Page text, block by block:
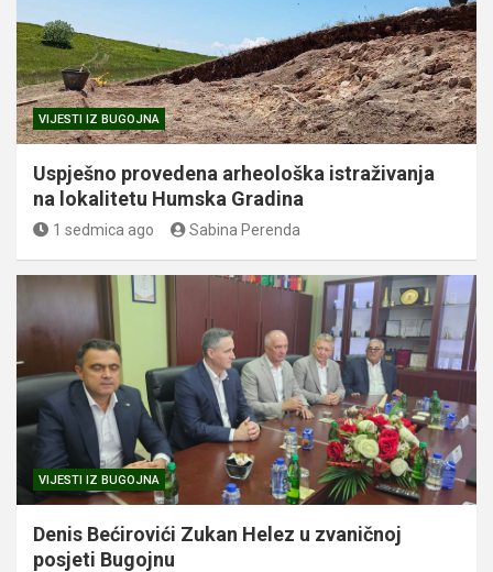
VIJESTI IZ BUGOJNA
Uspješno provedena arheološka istraživanja
na lokalitetu Humska Gradina
1 sedmica ago Sabina Perenda
VIJESTI IZ BUGOJNA
Denis Bećirovići Zukan Helez u zvaničnoj
posjeti Bugojnu